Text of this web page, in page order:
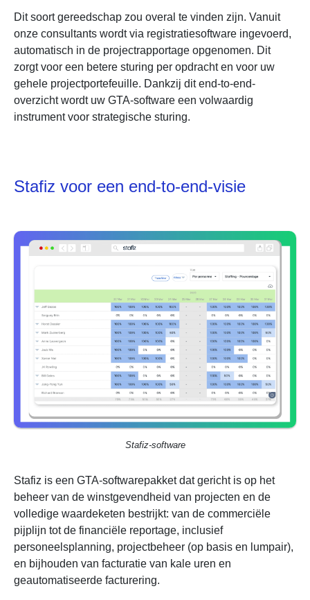
Dit soort gereedschap zou overal te vinden zijn. Vanuit
onze consultants wordt via registratiesoftware ingevoerd,
automatisch in de projectrapportage opgenomen. Dit
zorgt voor een betere sturing per opdracht en voor uw
gehele projectportefeuille. Dankzij dit end-to-end-
overzicht wordt uw GTA-software een volwaardig
instrument voor strategische sturing.
Stafiz voor een end-to-end-visie
Stafiz-software
Stafiz is een GTA-softwarepakket dat gericht is op het
beheer van de winstgevendheid van projecten en de
volledige waardeketen bestrijkt: van de commerciële
pijplijn tot de financiële reportage, inclusief
personeelsplanning, projectbeheer (op basis en lumpair),
en bijhouden van facturatie van kale uren en
geautomatiseerde facturering.